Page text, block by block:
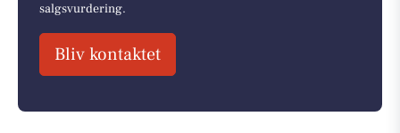
salgsvurdering.
Bliv kontaktet